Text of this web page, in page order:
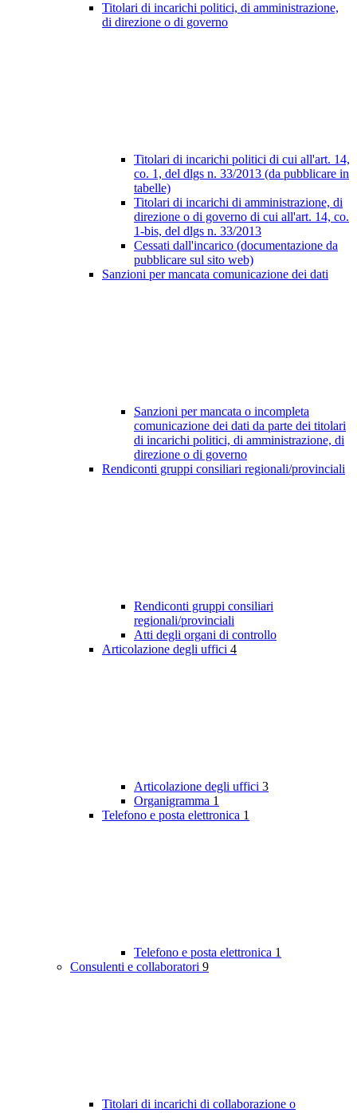
Titolari di incarichi politici, di amministrazione,
di direzione o di governo
Titolari di incarichi politici di cui all'art. 14,
co. 1, del dlgs n. 33/2013 (da pubblicare in
tabelle)
Titolari di incarichi di amministrazione, di
direzione o di governo di cui all'art. 14, co.
1-bis, del dlgs n. 33/2013
Cessati dall'incarico (documentazione da
pubblicare sul sito web)
Sanzioni per mancata comunicazione dei dati
Sanzioni per mancata o incompleta
comunicazione dei dati da parte dei titolari
di incarichi politici, di amministrazione, di
direzione o di governo
Rendiconti gruppi consiliari regionali/provinciali
Rendiconti gruppi consiliari
regionali/provinciali
Atti degli organi di controllo
Articolazione degli uffici 4
Articolazione degli uffici 3
Organigramma 1
Telefono e posta elettronica 1
Telefono e posta elettronica 1
Consulenti e collaboratori 9
Titolari di incarichi di collaborazione o